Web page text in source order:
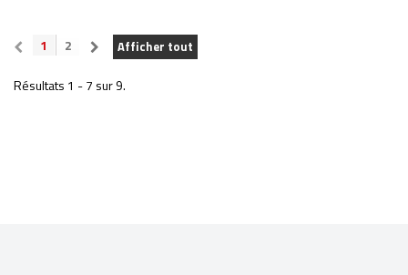
Afficher tout
1 2
Résultats 1 - 7 sur 9.